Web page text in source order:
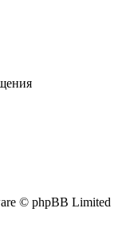
© phpBB Limited